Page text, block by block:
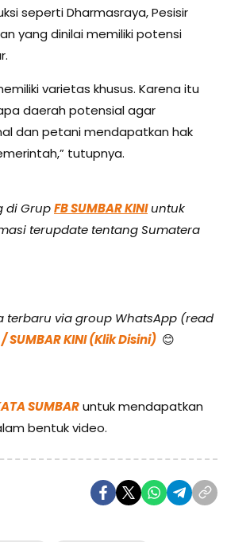
seperti Dharmasraya, Pesisir
yang dinilai memiliki potensi
varietas khusus. Karena itu
daerah potensial agar
dan petani mendapatkan hak
tutupnya.
di GrupFB SUMBAR KINIuntuk
terupdate tentang Sumatera
terbaru via group WhatsApp (read
SUMBAR KINI (Klik Disini) 😊
SUMBARuntuk mendapatkan
bentuk video.